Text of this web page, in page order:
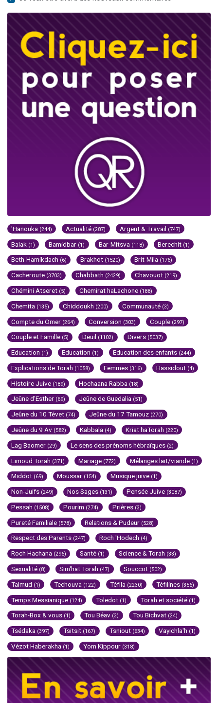
'Hanouka (244) Actualité (287) Argent & Travail (747)
Balak (1) Bamidbar (1) Bar-Mitsva (118) Berechit (1)
Beth-Hamikdach (6) Brakhot (1520) Brit-Mila (176)
Cacheroute (3703) Chabbath (2429) Chavouot (219)
Chémini Atseret (5) Chemirat haLachone (188)
Chemita (135) Chiddoukh (200) Communauté (3)
Compte du Omer (264) Conversion (303) Couple (297)
Couple et Famille (5) Deuil (1102) Divers (5037)
Education (1) Education (1) Education des enfants (244)
Explications de Torah (1058) Femmes (316) Hassidout (4)
Histoire Juive (189) Hochaana Rabba (18)
Jeûne d'Esther (69) Jeûne de Guedalia (51)
Jeûne du 10 Tévet (74) Jeûne du 17 Tamouz (270)
Jeûne du 9 Av (582) Kabbala (4) Kriat haTorah (220)
Lag Baomer (29) Le sens des prénoms hébraïques (2)
Limoud Torah (371) Mariage (772) Mélanges lait/viande (1)
Middot (69) Moussar (154) Musique juive (1)
Non-Juifs (249) Nos Sages (131) Pensée Juive (3087)
Pessah (1508) Pourim (274) Prières (3)
Pureté Familiale (578) Relations & Pudeur (528)
Respect des Parents (247) Roch 'Hodech (4)
Roch Hachana (296) Santé (1) Science & Torah (33)
Sexualité (8) Sim'hat Torah (47) Souccot (502)
Talmud (1) Techouva (122) Téfila (2230) Téfilines (356)
Temps Messianique (124) Toledot (1) Torah et société (1)
Torah-Box & vous (1) Tou Béav (3) Tou Bichvat (24)
Tsédaka (397) Tsitsit (167) Tsniout (634) Vayichla'h (1)
Vézot Haberakha (1) Yom Kippour (318)